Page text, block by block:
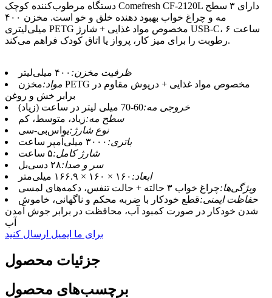
دستگاه مرطوب‌کننده کوچک Comefresh CF-2120L دارای ۳ سطح
مه و چراغ خواب بهبود دهنده خلق و خو است. مخزن ۴۰۰
میلی‌لیتری PETG مخصوص مواد غذایی + شارژ USB-C، ۶ ساعت
رطوبت را برای میز کار، پرواز یا اتاق کودک فراهم می‌کند.
ظرفیت مخزن: ۴۰۰ میلی‌لیتر
مواد:مخزن PETG مخصوص مواد غذایی + درپوش مقاوم در
برابر خش و روغن
خروجی مه:60-70 میلی لیتر در ساعت (زیاد)
سطح مه:زیاد، متوسط، کم
نوع شارژ:یو‌اس‌بی-سی
باتری: ۳۰۰۰ میلی‌آمپر ساعت
شارژ کامل:۵ ساعت
سر و صدا:۲۸ دسی‌بل
ابعاد: ۱۶۰ × ۱۶۰ × ۱۶۶.۹ میلی‌متر
ویژگی‌ها:چراغ خواب ۳ حالته + حالت تنفس، دکمه‌های لمسی
حفاظت ایمنی:قطع خودکار با ضربه محکم و ناگهانی، خاموش
شدن خودکار در صورت کمبود آب، محافظت در برابر جوش آمدن
آب
برای ما ایمیل ارسال کنید
جزئیات محصول
برچسب‌های محصول